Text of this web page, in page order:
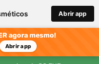
Abrir app
agora mesmo!
Abrir app